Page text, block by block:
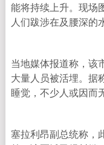
能将持续上升。现场
人们跋涉在及腰深的
当地媒体报道称，该
大量人员被活埋。据
睡觉，不少人或因而
塞拉利昂副总统称，